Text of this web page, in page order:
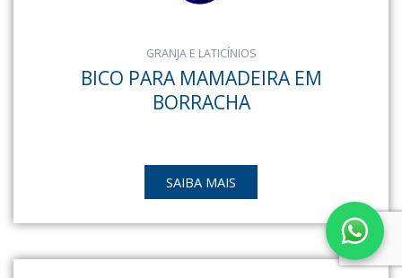
GRANJA E LATICÍNIOS
BICO PARA MAMADEIRA EM
BORRACHA
SAIBA MAIS